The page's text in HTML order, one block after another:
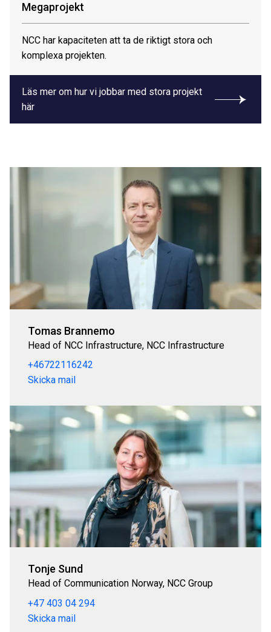
Megaprojekt
NCC har kapaciteten att ta de riktigt stora och
komplexa projekten.
Läs mer om hur vi jobbar med stora projekt
här
Tomas Brannemo
Head of NCC Infrastructure, NCC Infrastructure
+46722116242
Skicka mail
Tonje Sund
Head of Communication Norway, NCC Group
+47 403 04 294
Skicka mail